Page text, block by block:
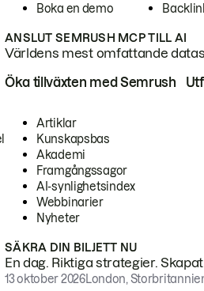
Boka en demo
ANSLUT SEMRUSH MCP TILL AI
Världens mest omfattande
Öka tillväxten med Semrush
Artiklar
Kunskapsbas
Akademi
Framgångssagor
AI-synlighetsindex
Webbinarier
Nyheter
SÄKRA DIN BILJETT NU
En dag. Riktiga strategier.
13 oktober 2026London,